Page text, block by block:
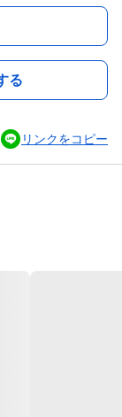
る
リンクをコピー